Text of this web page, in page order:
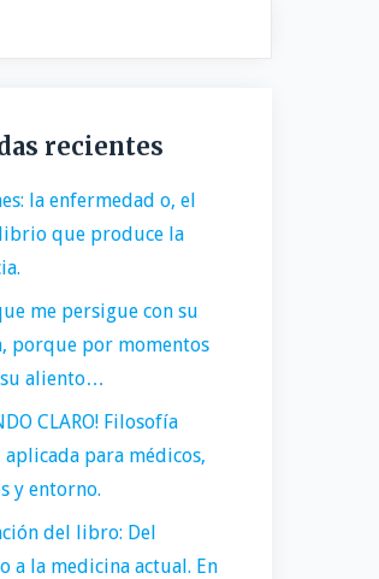
recientes
la enfermedad o, el
que produce la
me persigue con su
porque por momentos
aliento…
CLARO! Filosofía
aplicada para médicos,
y entorno.
del libro: Del
a la medicina actual. En